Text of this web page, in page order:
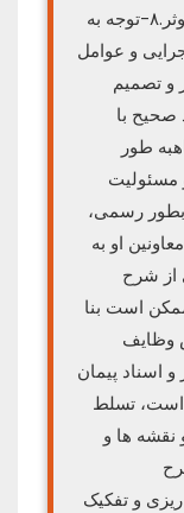
در حد ضرورت با اتحاد سیستم های موثر.۸-توجه به
و عوامل
قدرت تفکر و تصمیم
صحیح با
طور
مسئولیت
رسمی،
او به
از شرح
است بنا
وظایف
و اسناد پیمان
است، تسلط
نقشه ها و
باشد.۲-طرح
و تفکیک